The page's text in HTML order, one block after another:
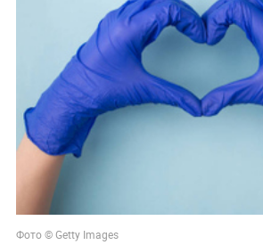
Фото © Getty Images